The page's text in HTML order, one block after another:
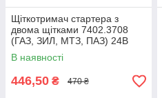
Щіткотримач стартера з
двома щітками 7402.3708
(ГАЗ, ЗИЛ, МТЗ, ПАЗ) 24В
В наявності
446,50 ₴ 470 ₴